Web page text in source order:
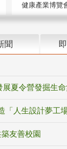
健康產業博覽
聞
夏令營發掘生
「人生設計夢工
友善校園